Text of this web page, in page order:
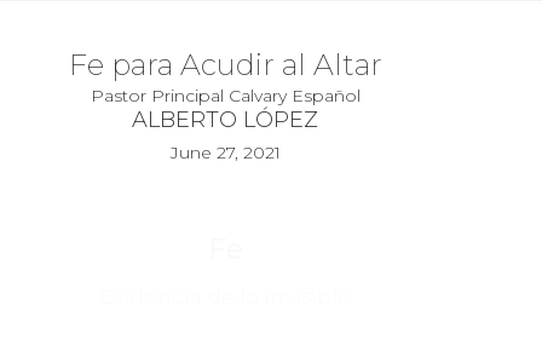
Fe para Acudir al Altar
Pastor Principal Calvary Español
ALBERTO LÓPEZ
June 27, 2021